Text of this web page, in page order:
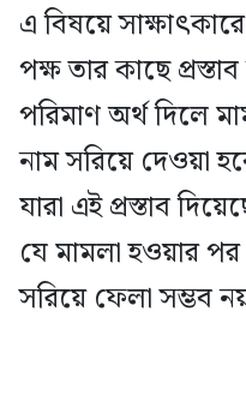
এ বিষয়ে
পক্ষ তার কাছে
পরিমাণ অর্থ দিলে
নাম সরিয়ে দেওয়া
যারা এই প্রস্তাব
যে মামলা হওয়ার
সরিয়ে ফেলা সম্ভব